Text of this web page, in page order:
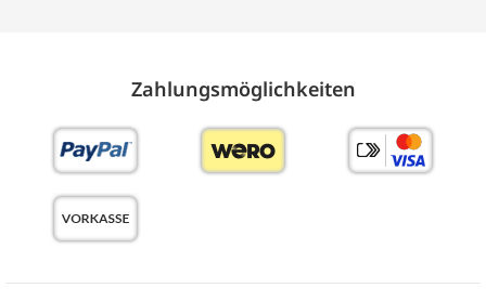
Zahlungs­möglich­keiten